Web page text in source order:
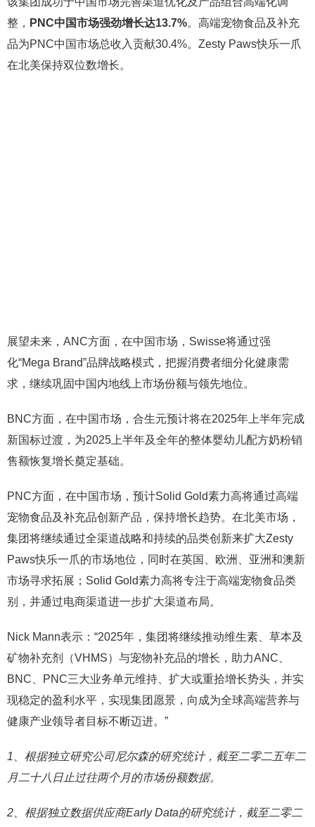
整， PNC中国市场强劲增长达13.7%。高端宠物食品及补充
品为PNC中国市场总收入贡献30.4%。Zesty Paws快乐一爪
在北美保持双位数增长。
展望未来，ANC方面，在中国市场，Swisse将通过强
化“Mega Brand”品牌战略模式，把握消费者细分化健康需
求，继续巩固中国内地线上市场份额与领先地位。
BNC方面，在中国市场，合生元预计将在2025年上半年完成
新国标过渡，为2025上半年及全年的整体婴幼儿配方奶粉销
售额恢复增长奠定基础。
PNC方面，在中国市场，预计Solid Gold素力高将通过高端
宠物食品及补充品创新产品，保持增长趋势。在北美市场，
集团将继续通过全渠道战略和持续的品类创新来扩大Zesty
Paws快乐一爪的市场地位，同时在英国、欧洲、亚洲和澳新
市场寻求拓展；Solid Gold素力高将专注于高端宠物食品类
别，并通过电商渠道进一步扩大渠道布局。
Nick Mann表示：“2025年，集团将继续推动维生素、草本及
矿物补充剂（VHMS）与宠物补充品的增长，助力ANC、
BNC、PNC三大业务单元维持、扩大或重拾增长势头，并实
现稳定的盈利水平，实现集团愿景，向成为全球高端营养与
健康产业领导者目标不断迈进。”
1、根据独立研究公司尼尔森的研究统计，截至二零二五年二
月二十八日止过往两个月的市场份额数据。
2、根据独立数据供应商Early Data的研究统计，截至二零二